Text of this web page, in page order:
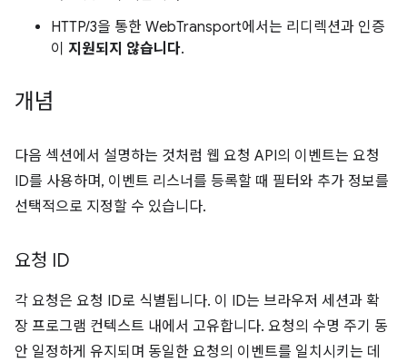
HTTP/3을 통한 WebTransport에서는 리디렉션과 인증
이 지원되지 않습니다.
개념
다음 섹션에서 설명하는 것처럼 웹 요청 API의 이벤트는 요청
ID를 사용하며, 이벤트 리스너를 등록할 때 필터와 추가 정보를
선택적으로 지정할 수 있습니다.
요청 ID
각 요청은 요청 ID로 식별됩니다. 이 ID는 브라우저 세션과 확
장 프로그램 컨텍스트 내에서 고유합니다. 요청의 수명 주기 동
안 일정하게 유지되며 동일한 요청의 이벤트를 일치시키는 데